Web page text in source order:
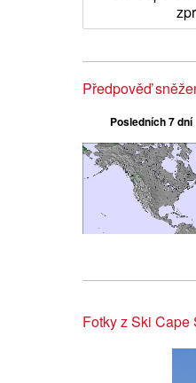
Předpověď
Posledních 7 dní
Fotky z Ski Cape